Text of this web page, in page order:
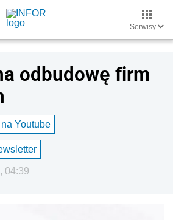
Serwisy
odbudowę firm
Youtube
04:39